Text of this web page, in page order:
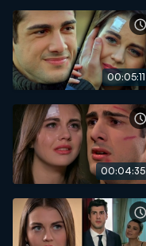
00:05:11
00:04:35